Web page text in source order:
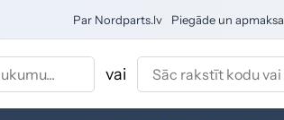
Par Nordparts.lv Piegāde un apmaksa
vai